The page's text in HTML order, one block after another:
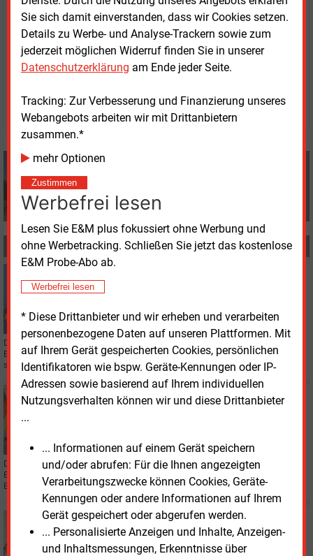
Sie sich damit einverstanden, dass wir Cookies setzen.
Details zu Werbe- und Analyse-Trackern sowie zum
jederzeit möglichen Widerruf finden Sie in unserer
Datenschutzerklärung am Ende jeder Seite.
Tracking: Zur Verbesserung und Finanzierung unseres
Webangebots arbeiten wir mit Drittanbietern
zusammen.*
mehr Optionen
Zustimmen
Werbefrei lesen
Lesen Sie E&M plus fokussiert ohne Werbung und
ohne Werbetracking. Schließen Sie jetzt das kostenlose
E&M Probe-Abo ab.
Werbefrei lesen
* Diese Drittanbieter und wir erheben und verarbeiten
personenbezogene Daten auf unseren Plattformen. Mit
auf Ihrem Gerät gespeicherten Cookies, persönlichen
Identifikatoren wie bspw. Geräte-Kennungen oder IP-
Adressen sowie basierend auf Ihrem individuellen
Nutzungsverhalten können wir und diese Drittanbieter
...
... Informationen auf einem Gerät speichern
und/oder abrufen: Für die Ihnen angezeigten
Verarbeitungszwecke können Cookies, Geräte-
Kennungen oder andere Informationen auf Ihrem
Gerät gespeichert oder abgerufen werden.
... Personalisierte Anzeigen und Inhalte, Anzeigen-
und Inhaltsmessungen, Erkenntnisse über
betrug 465 Millionen kWh. Die Zahl der Beschäftigten
lag bei 380.
Freitag, 12.04.2024, 16:08 Uhr
© 2026 Energie & Management GmbH
MEHR ZUM THEMA
BILANZ
Zahlen
Der Kommunalversorger in Bayreuth bilanziert für das Jahr 2023 in der
Energiesparte einen Gewinn in Höhe 11,9 Millionen Euro. Unter dem Strich
steht ein Ergebnis von 600.000 Euro.
Das Bayerische Staatsministerium für Wirtschaft, Landesentwicklung und
Energie steuert Gelder für einen Elektrolyseur der Stadtwerke Bayreuth bei.
Es ist nicht der erste Förderbescheid.
Mittwoch, 22.05.2024, 14:24
PERSONALIE
Neuer Geschäftsführer in Bayreuth